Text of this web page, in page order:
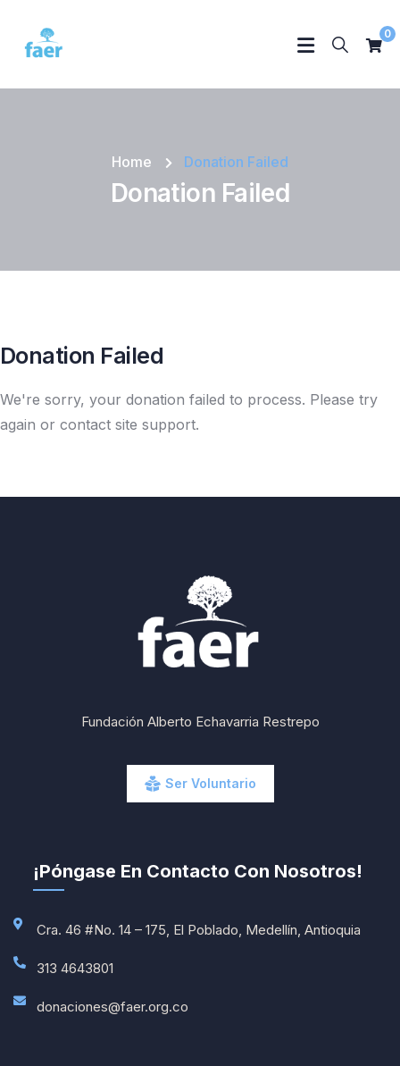
0
Home Donation Failed
Donation Failed
Donation Failed
We're sorry, your donation failed to process. Please try
again or contact site support.
Fundación Alberto Echavarria Restrepo
Ser Voluntario
¡Póngase En Contacto Con Nosotros!
Cra. 46 #No. 14 – 175, El Poblado, Medellín, Antioquia
313 4643801
donaciones@faer.org.co